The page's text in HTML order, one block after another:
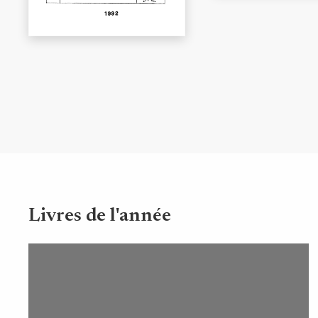
Livres de l'année